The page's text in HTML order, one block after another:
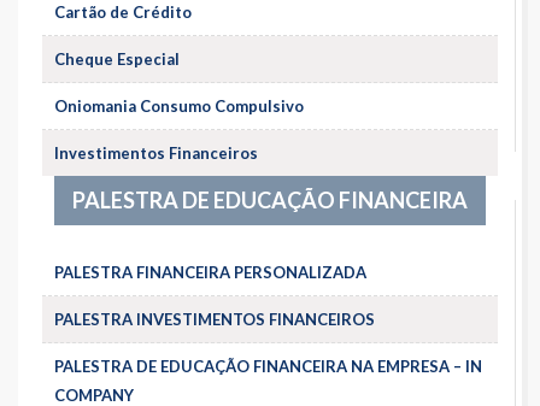
Cartão de Crédito
Cheque Especial
Oniomania Consumo Compulsivo
Investimentos Financeiros
PALESTRA DE EDUCAÇÃO FINANCEIRA
PALESTRA FINANCEIRA PERSONALIZADA
PALESTRA INVESTIMENTOS FINANCEIROS
PALESTRA DE EDUCAÇÃO FINANCEIRA NA EMPRESA – IN
COMPANY